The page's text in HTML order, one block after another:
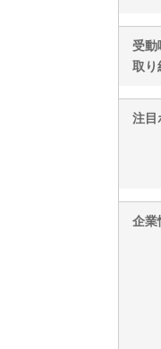
受動
取り
注目
企業